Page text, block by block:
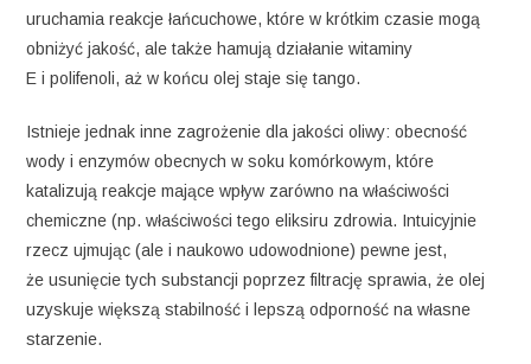
uruchamia reakcje łańcuchowe, które w krótkim czasie mogą
obniżyć jakość, ale także hamują działanie witaminy
E i polifenoli, aż w końcu olej staje się tango.
Istnieje jednak inne zagrożenie dla jakości oliwy: obecność
wody i enzymów obecnych w soku komórkowym, które
katalizują reakcje mające wpływ zarówno na właściwości
chemiczne (np. właściwości tego eliksiru zdrowia. Intuicyjnie
rzecz ujmując (ale i naukowo udowodnione) pewne jest,
że usunięcie tych substancji poprzez filtrację sprawia, że ​​olej
uzyskuje większą stabilność i lepszą odporność na własne
starzenie.